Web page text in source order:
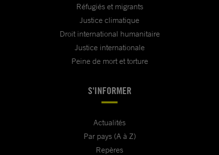
Réfugiés et migrants
Justice climatique
Droit international humanitaire
Justice internationale
Peine de mort et torture
S'INFORMER
Actualités
Par pays (A à Z)
Repères